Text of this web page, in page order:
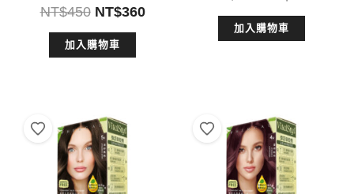
NT$450 原
始
價
NT$360目
加入購物車
始
價
加入購物車